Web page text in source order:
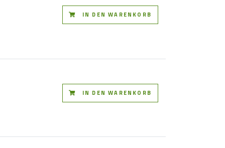
IN DEN WARENKORB
IN DEN WARENKORB